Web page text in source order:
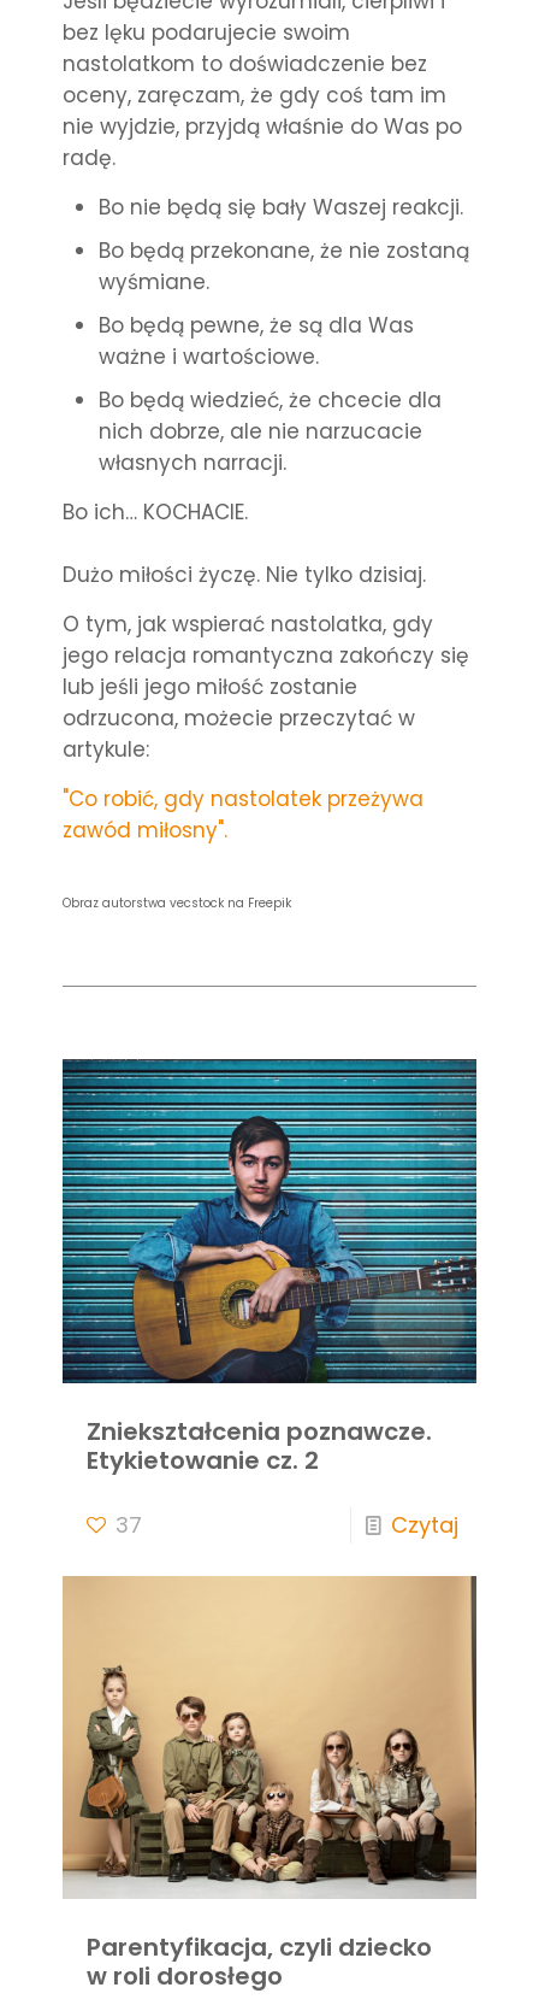
bez lęku podarujecie swoim
nastolatkom to doświadczenie bez
oceny, zaręczam, że gdy coś tam im
nie wyjdzie, przyjdą właśnie do Was po
radę.
Bo nie będą się bały Waszej reakcji.
Bo będą przekonane, że nie zostaną
wyśmiane.
Bo będą pewne, że są dla Was
ważne i wartościowe.
Bo będą wiedzieć, że chcecie dla
nich dobrze, ale nie narzucacie
własnych narracji.
Bo ich… KOCHACIE.
Dużo miłości życzę. Nie tylko dzisiaj.
O tym, jak wspierać nastolatka, gdy
jego relacja romantyczna zakończy się
lub jeśli jego miłość zostanie
odrzucona, możecie przeczytać w
artykule:
"Co robić, gdy nastolatek przeżywa
zawód miłosny".
Obraz autorstwa vecstock na Freepik
Zniekształcenia poznawcze.
Etykietowanie cz. 2
37 Czytaj
Parentyfikacja, czyli dziecko
w roli dorosłego